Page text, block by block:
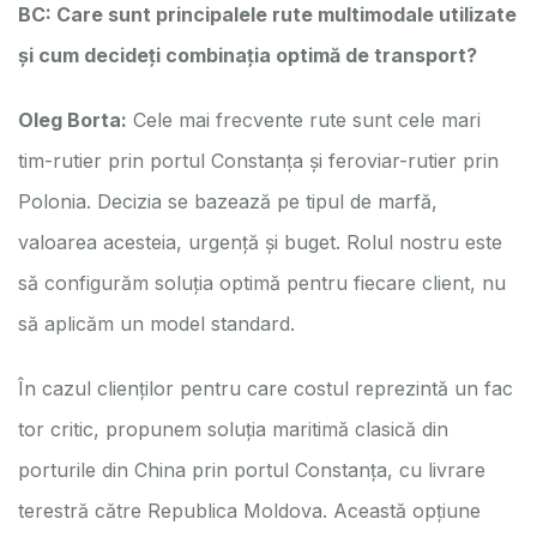
BC: Care sunt principalele rute multimodale utilizate
și cum decideți combinația optimă de transport?
Oleg Borta: Cele mai frecvente rute sunt cele mari
tim-rutier prin portul Constanța și feroviar-rutier prin
Polonia. Decizia se bazează pe tipul de marfă,
valoarea acesteia, urgență și buget. Rolul nostru este
să configurăm soluția optimă pentru fiecare client, nu
să aplicăm un model standard.
În cazul clienților pentru care costul reprezintă un fac
tor critic, propunem soluția maritimă clasică din
porturile din China prin portul Constanța, cu livrare
terestră către Republica Moldova. Această opțiune